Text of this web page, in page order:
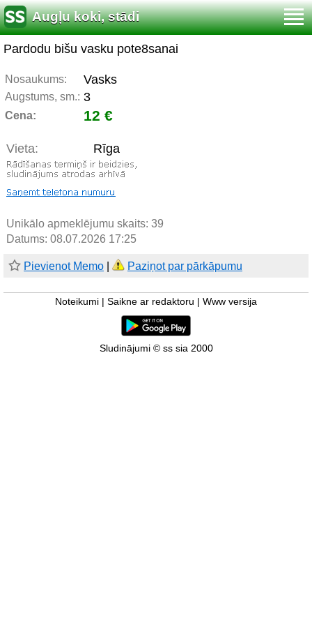
Augļu koki, stādi
Pardodu bišu vasku pote8sanai
Nosaukums: Vasks
Augstums, sm.: 3
Cena: 12 €
Vieta: Rīga
Unikālo apmeklējumu skaits: 39
Datums: 08.07.2026 17:25
Pievienot Memo Paziņot par pārkāpumu
Noteikumi Saikne ar redaktoru Www versija
Sludinājumi © ss sia 2000